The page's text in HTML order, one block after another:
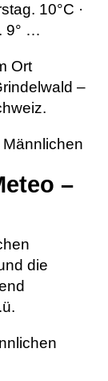
10°C ·
9° …
Ort
–
Männlichen
–
die